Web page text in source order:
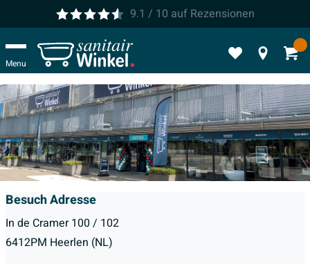
9.1 / 10 auf Rezensionen
Menu
Besuch Adresse
In de Cramer 100 / 102
6412PM Heerlen (NL)